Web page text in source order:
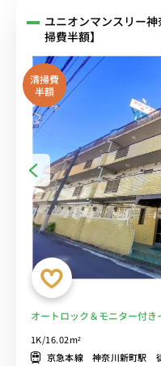
ユニオンマンスリー
掃費半額】
清掃費
半額
オートロック＆モニター付
乗換なし/神奈川県病院まで
1K/16.02m²
京急本線 神奈川新町駅